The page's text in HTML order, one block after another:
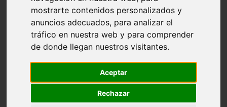
mostrarte contenidos personalizados y
anuncios adecuados, para analizar el
tráfico en nuestra web y para comprender
de donde llegan nuestros visitantes.
Aceptar
Rechazar
comportamiento
protagonistas
reptiles
abandono
adopci n
higiene
acuario
comercios